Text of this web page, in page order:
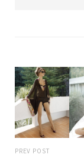
PREV POST